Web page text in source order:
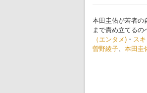
本田圭佑が若者の
まで責め立てるの
（エンタメ) ・ ス
曽野綾子、 本田圭